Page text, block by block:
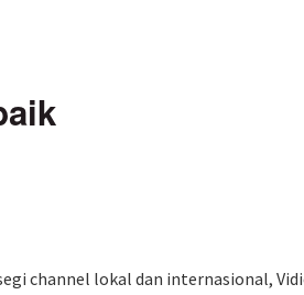
channel lokal dan internasional,